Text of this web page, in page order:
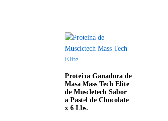
Proteína Ganadora de
Masa Mass Tech Elite
de Muscletech Sabor
a Pastel de Chocolate
x 6 Lbs.